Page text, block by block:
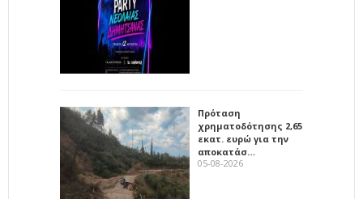
Πρόταση
χρηματοδότησης 2,65
εκατ. ευρώ για την
αποκατάσ…
05-08-2026